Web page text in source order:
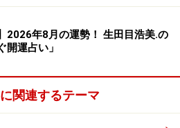
2026年8月の運勢！ 生田目浩美.の
開運占い」
関連するテーマ